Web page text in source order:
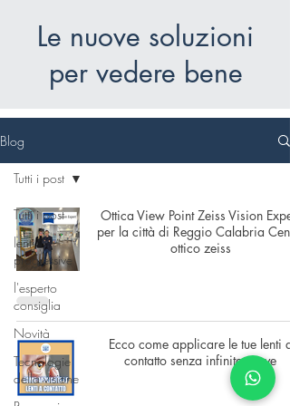
Le nuove soluzioni
per vedere bene
Blog
Tutti i post
lenti
progressive
l'esperto
consiglia
Novità
Tecnologie
della visione
Tutti i post
Ottica View Point Zeiss Vision
per la città di Reggio Calabria
ottico zeiss
Ecco come applicare le tue lenti a
contatto senza infinite prove